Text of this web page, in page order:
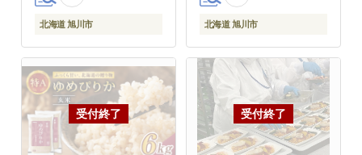
_06026
北海道 旭川市
ス機内食 】_06028
北海道 旭川市